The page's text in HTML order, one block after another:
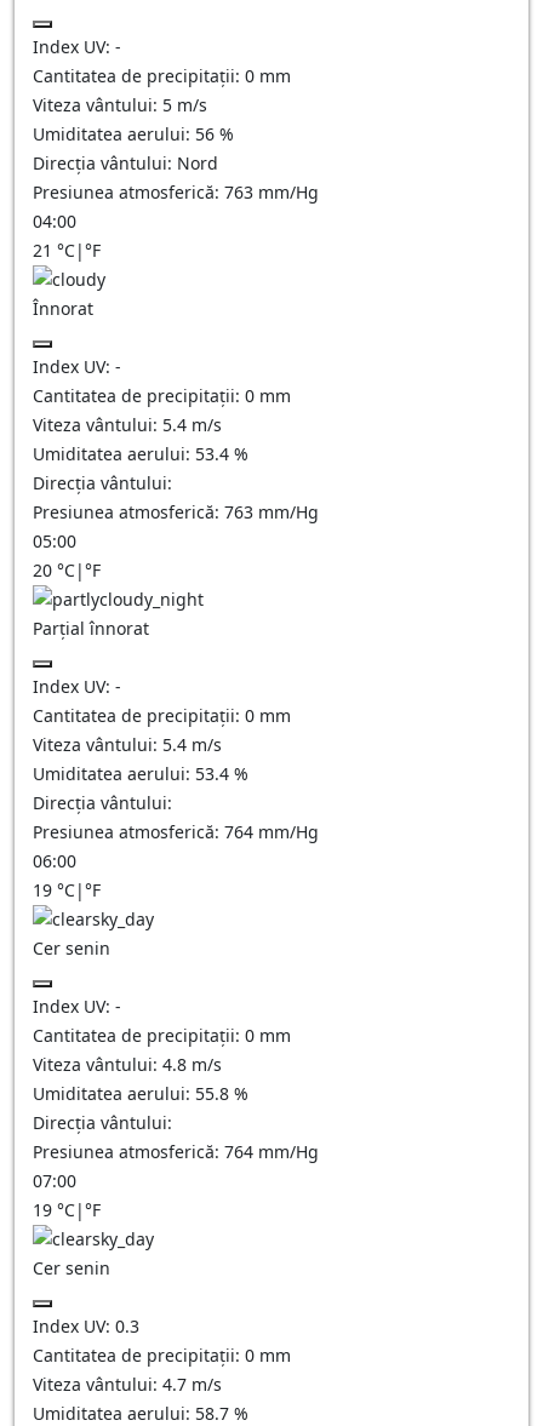
Index UV: -
Cantitatea de precipitații: 0 mm
Viteza vântului: 5 m/s
Umiditatea aerului: 56 %
Direcția vântului: Nord
Presiunea atmosferică: 763 mm/Hg
04:00
21 °C|°F
Înnorat
Index UV: -
Cantitatea de precipitații: 0 mm
Viteza vântului: 5.4 m/s
Umiditatea aerului: 53.4 %
Direcția vântului:
Presiunea atmosferică: 763 mm/Hg
05:00
20 °C|°F
Parțial înnorat
Index UV: -
Cantitatea de precipitații: 0 mm
Viteza vântului: 5.4 m/s
Umiditatea aerului: 53.4 %
Direcția vântului:
Presiunea atmosferică: 764 mm/Hg
06:00
19 °C|°F
Cer senin
Index UV: -
Cantitatea de precipitații: 0 mm
Viteza vântului: 4.8 m/s
Umiditatea aerului: 55.8 %
Direcția vântului:
Presiunea atmosferică: 764 mm/Hg
07:00
19 °C|°F
Cer senin
Index UV: 0.3
Cantitatea de precipitații: 0 mm
Viteza vântului: 4.7 m/s
Umiditatea aerului: 58.7 %